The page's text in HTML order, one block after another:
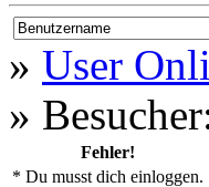
» User
»
Fehler!
* Du musst dich einloggen.